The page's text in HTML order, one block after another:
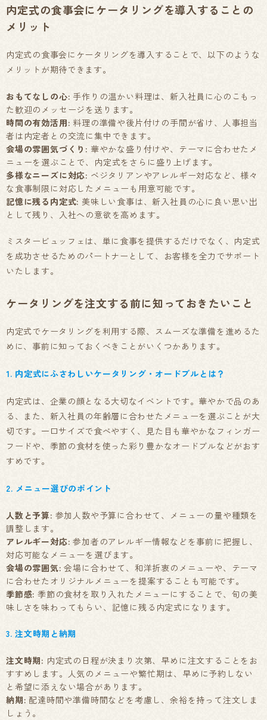
内定式の食事会にケータリングを導入することの
メリット
内定式の食事会にケータリングを導入することで、以下のような
メリットが期待できます。
おもてなしの心: 手作りの温かい料理は、新入社員に心のこもっ
た歓迎のメッセージを送ります。
時間の有効活用: 料理の準備や後片付けの手間が省け、人事担当
者は内定者との交流に集中できます。
会場の雰囲気づくり: 華やかな盛り付けや、テーマに合わせたメ
ニューを選ぶことで、内定式をさらに盛り上げます。
多様なニーズに対応: ベジタリアンやアレルギー対応など、様々
な食事制限に対応したメニューも用意可能です。
記憶に残る内定式: 美味しい食事は、新入社員の心に良い思い出
として残り、入社への意欲を高めます。
ミスタービュッフェは、単に食事を提供するだけでなく、内定式
を成功させるためのパートナーとして、お客様を全力でサポート
いたします。
ケータリングを注文する前に知っておきたいこと
内定式でケータリングを利用する際、スムーズな準備を進めるた
めに、事前に知っておくべきことがいくつかあります。
1. 内定式にふさわしいケータリング・オードブルとは？
内定式は、企業の顔となる大切なイベントです。華やかで品のあ
る、また、新入社員の年齢層に合わせたメニューを選ぶことが大
切です。一口サイズで食べやすく、見た目も華やかなフィンガー
フードや、季節の食材を使った彩り豊かなオードブルなどがおす
すめです。
2. メニュー選びのポイント
人数と予算: 参加人数や予算に合わせて、メニューの量や種類を
調整します。
アレルギー対応: 参加者のアレルギー情報などを事前に把握し、
対応可能なメニューを選びます。
会場の雰囲気: 会場に合わせて、和洋折衷のメニューや、テーマ
に合わせたオリジナルメニューを提案することも可能です。
季節感: 季節の食材を取り入れたメニューにすることで、旬の美
味しさを味わってもらい、記憶に残る内定式になります。
3. 注文時期と納期
注文時期: 内定式の日程が決まり次第、早めに注文することをお
すすめします。人気のメニューや繁忙期は、早めに予約しない
と希望に添えない場合があります。
納期: 配達時間や準備時間などを考慮し、余裕を持って注文しま
しょう。